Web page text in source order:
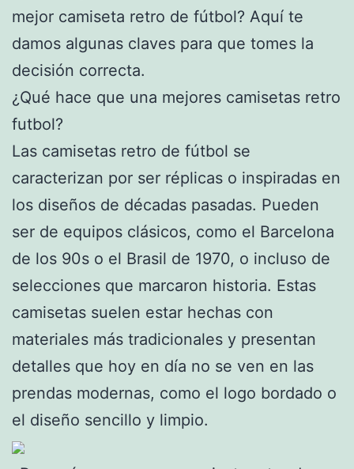
mejor camiseta retro de fútbol? Aquí te
damos algunas claves para que tomes la
decisión correcta.
¿Qué hace que una mejores camisetas retro
futbol?
Las camisetas retro de fútbol se
caracterizan por ser réplicas o inspiradas en
los diseños de décadas pasadas. Pueden
ser de equipos clásicos, como el Barcelona
de los 90s o el Brasil de 1970, o incluso de
selecciones que marcaron historia. Estas
camisetas suelen estar hechas con
materiales más tradicionales y presentan
detalles que hoy en día no se ven en las
prendas modernas, como el logo bordado o
el diseño sencillo y limpio.